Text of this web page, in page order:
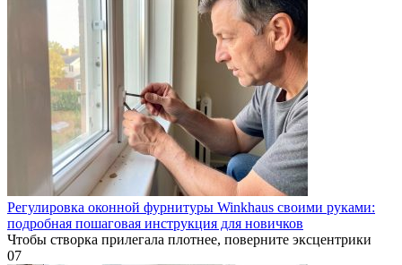
Регулировка оконной фурнитуры Winkhaus своими руками:
подробная пошаговая инструкция для новичков
Чтобы створка прилегала плотнее, поверните эксцентрики
07